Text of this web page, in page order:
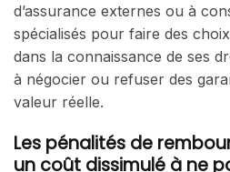
d’assurance externes ou à
spécialisés pour faire des
dans la connaissance de ses
à négocier ou refuser des
valeur réelle.
Les pénalités de
un coût dissimulé à ne